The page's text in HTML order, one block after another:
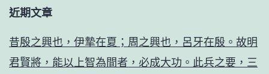
近期文章
昔殷之興也，伊摯在夏；周之興也，呂牙在殷。故明
君賢將，能以上智為間者，必成大功。此兵之要，三